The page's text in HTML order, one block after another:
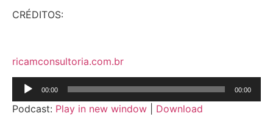
CRÉDITOS:
ricamconsultoria.com.br
Tocador
de
áudio
00:00 00:00
Podcast: Play in new window Download